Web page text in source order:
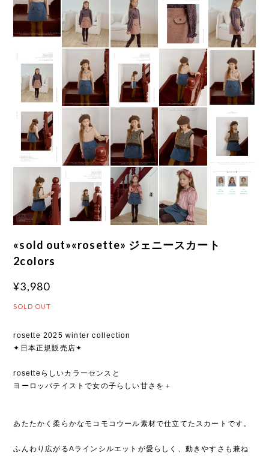
«sold out»«rosette» ジェニースカート
2colors
¥3,980
SOLD OUT
rosette 2025 winter collection
✦日本正規販売店✦
rosetteらしいカラーセンスと
ヨーロッパテイストで女の子らしい甘さを＋
あたたかく柔らかなモコモコウール素材で仕立てたスカートです。
ふんわり広がるAラインシルエットが愛らしく、動きやすさも兼ね